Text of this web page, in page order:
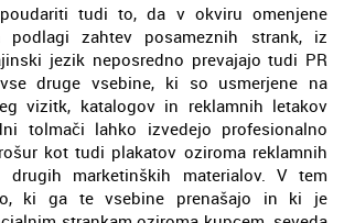
tudi to, da v okviru omenjene
zahtev posameznih strank, iz
jezik neposredno prevajajo tudi PR
druge vsebine, ki so usmerjene na
vizitk, katalogov in reklamnih letakov
tolmači lahko izvedejo profesionalno
kot tudi plakatov oziroma reklamnih
marketinških materialov. V tem
ki ga te vsebine prenašajo in ki je